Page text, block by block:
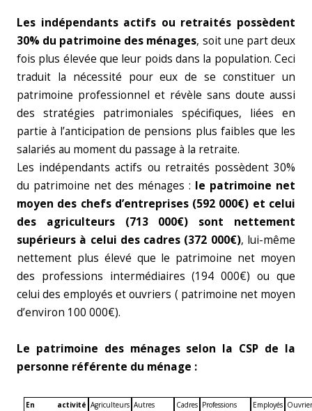
Les indépendants actifs ou retraités possèdent
30% du patrimoine des ménages, soit une part deux
fois plus élevée que leur poids dans la population. Ceci
traduit la nécessité pour eux de se constituer un
patrimoine professionnel et révèle sans doute aussi
des stratégies patrimoniales spécifiques, liées en
partie à l’anticipation de pensions plus faibles que les
salariés au moment du passage à la retraite.
Les indépendants actifs ou retraités possèdent 30%
du patrimoine net des ménages : le patrimoine net
moyen des chefs d’entreprises (592 000€) et celui
des
agriculteurs (713 000€) sont nettement
supérieurs à celui des cadres (372 000€), lui-même
nettement plus élevé que le patrimoine net moyen
des professions intermédiaires (194 000€) ou que
celui des employés et ouvriers ( patrimoine net moyen
d’environ 100 000€).
Le patrimoine des ménages selon la CSP de la
personne référente du ménage :
En activité Agriculteurs Autres
Cadres Professions
Employés